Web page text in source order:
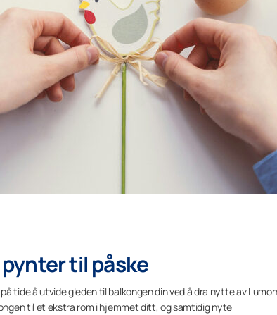
til påske
tide å utvide gleden til balkongen din ved å dra nytte av
til et ekstra rom i hjemmet ditt, og samtidig nyte